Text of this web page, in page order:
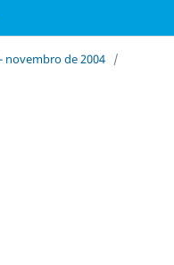
novembro de 2004 /